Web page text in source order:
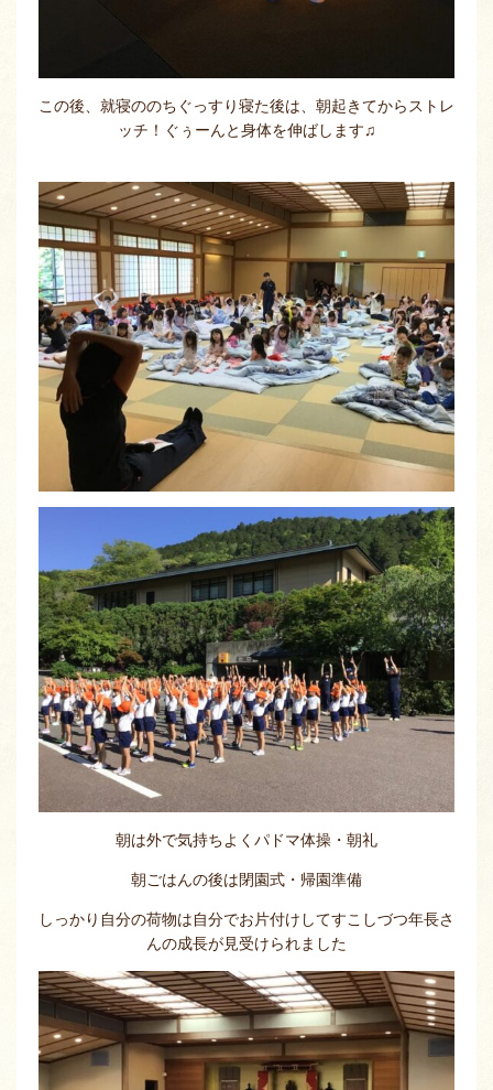
この後、就寝ののちぐっすり寝た後は、朝起きてからストレ
ッチ！ぐぅーんと身体を伸ばします♫
朝は外で気持ちよくパドマ体操・朝礼
朝ごはんの後は閉園式・帰園準備
しっかり自分の荷物は自分でお片付けしてすこしづつ年長さ
んの成長が見受けられました